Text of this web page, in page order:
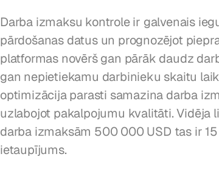
Darba izmaksu kontrole ir galvenais
pārdošanas datus un prognozējot
platformas novērš gan pārāk daudz
gan nepietiekamu darbinieku skaitu
optimizācija parasti samazina darba
uzlabojot pakalpojumu kvalitāti. Vidēja
darba izmaksām 500 000 USD tas ir
ietaupījums.